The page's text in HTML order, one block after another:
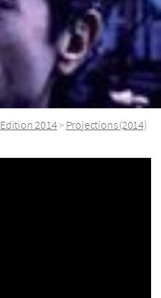
Edition 2014> Projections (2014)